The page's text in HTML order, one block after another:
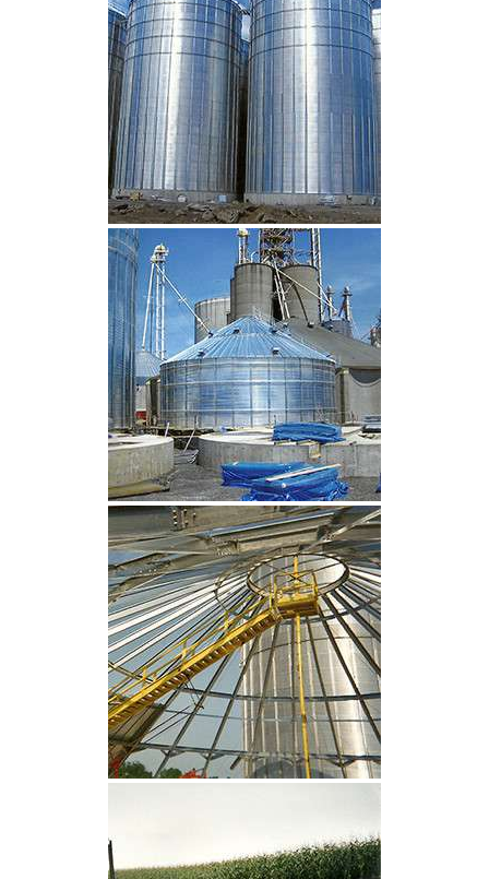
CLIQUEZ POUR AGRANDIR
CLIQUEZ POUR AGRANDIR
CLIQUEZ POUR AGRANDIR